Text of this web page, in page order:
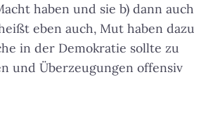
haben und sie b) dann auch
eben auch, Mut haben dazu
in der Demokratie sollte zu
und Überzeugungen offensiv